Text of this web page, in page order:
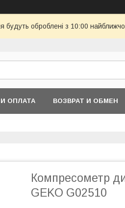
оброблені з 10:00
ОПЛАТА ВОЗВРАТ И ОБМЕН
Компресометр
GEKO G02510